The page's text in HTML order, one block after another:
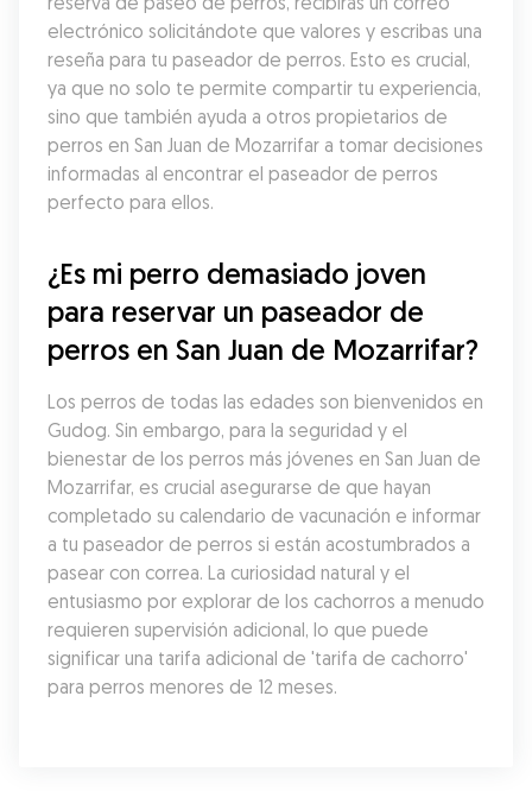
electrónico solicitándote que valores y escribas una
reseña para tu paseador de perros. Esto es crucial,
ya que no solo te permite compartir tu experiencia,
sino que también ayuda a otros propietarios de
perros en San Juan de Mozarrifar a tomar decisiones
informadas al encontrar el paseador de perros
perfecto para ellos.
¿Es mi perro demasiado joven
para reservar un paseador de
perros en San Juan de Mozarrifar?
Los perros de todas las edades son bienvenidos en
Gudog. Sin embargo, para la seguridad y el
bienestar de los perros más jóvenes en San Juan de
Mozarrifar, es crucial asegurarse de que hayan
completado su calendario de vacunación e informar
a tu paseador de perros si están acostumbrados a
pasear con correa. La curiosidad natural y el
entusiasmo por explorar de los cachorros a menudo
requieren supervisión adicional, lo que puede
significar una tarifa adicional de 'tarifa de cachorro'
para perros menores de 12 meses.